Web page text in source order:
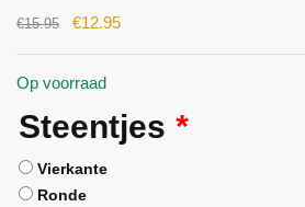
€15.95 €12.95
Op voorraad
Steentjes *
Vierkante
Ronde